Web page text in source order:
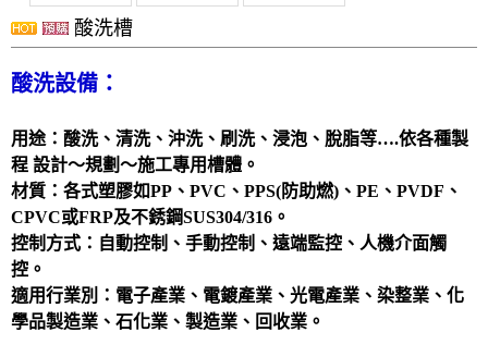
管路配置工程
耐酸鹼、防腐蝕設備、槽體、製品結構工程
實驗櫃
電鍍設備
酸洗槽
酸洗設備：
用途：酸洗、清洗、沖洗、刷洗、浸泡、脫脂等….依各種製
程 設計～規劃～施工專用槽體。
材質：各式塑膠如PP、PVC、PPS(防助燃)、PE、PVDF、
CPVC或FRP及不銹鋼SUS304/316。
控制方式：自動控制、手動控制、遠端監控、人機介面觸
控。
適用行業別：電子產業、電鍍產業、光電產業、染整業、化
學品製造業、石化業、製造業、回收業。